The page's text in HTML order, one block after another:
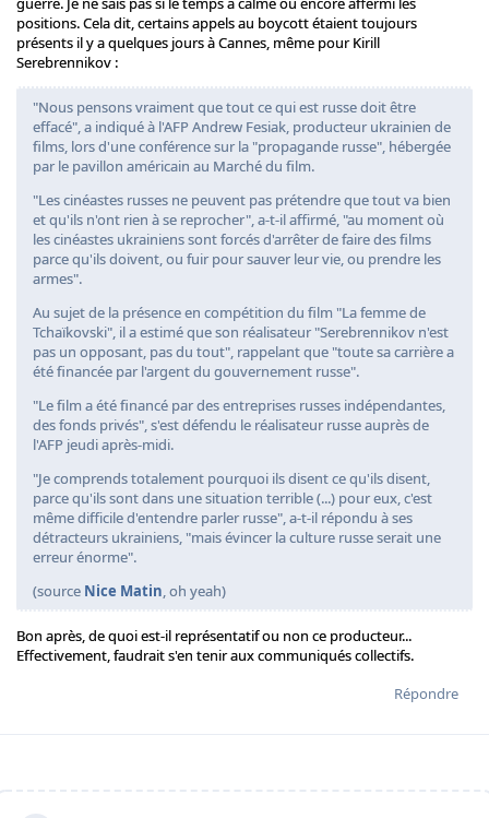
positions. Cela dit, certains appels au boycott étaient toujours
présents il y a quelques jours à Cannes, même pour Kirill
Serebrennikov :
"Nous pensons vraiment que tout ce qui est russe doit être
effacé", a indiqué à l'AFP Andrew Fesiak, producteur ukrainien de
films, lors d'une conférence sur la "propagande russe", hébergée
par le pavillon américain au Marché du film.
"Les cinéastes russes ne peuvent pas prétendre que tout va bien
et qu'ils n'ont rien à se reprocher", a-t-il affirmé, "au moment où
les cinéastes ukrainiens sont forcés d'arrêter de faire des films
parce qu'ils doivent, ou fuir pour sauver leur vie, ou prendre les
armes".
Au sujet de la présence en compétition du film "La femme de
Tchaïkovski", il a estimé que son réalisateur "Serebrennikov n'est
pas un opposant, pas du tout", rappelant que "toute sa carrière a
été financée par l'argent du gouvernement russe".
"Le film a été financé par des entreprises russes indépendantes,
des fonds privés", s'est défendu le réalisateur russe auprès de
l'AFP jeudi après-midi.
"Je comprends totalement pourquoi ils disent ce qu'ils disent,
parce qu'ils sont dans une situation terrible (...) pour eux, c'est
même difficile d'entendre parler russe", a-t-il répondu à ses
détracteurs ukrainiens, "mais évincer la culture russe serait une
erreur énorme".
(source Nice Matin, oh yeah)
Bon après, de quoi est-il représentatif ou non ce producteur...
Effectivement, faudrait s'en tenir aux communiqués collectifs.
Répondre